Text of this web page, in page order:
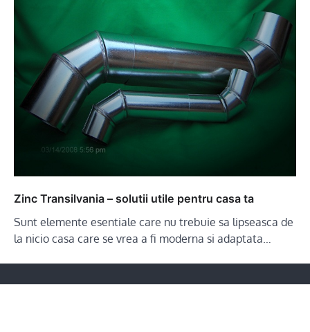
Zinc Transilvania – solutii utile pentru casa ta
Sunt elemente esentiale care nu trebuie sa lipseasca de
la nicio casa care se vrea a fi moderna si adaptata…